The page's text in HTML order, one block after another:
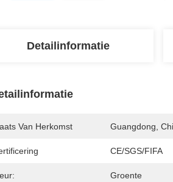
Detailinformatie
Van Herkomst Guangdong,
CE/SGS/FIFA
Groente